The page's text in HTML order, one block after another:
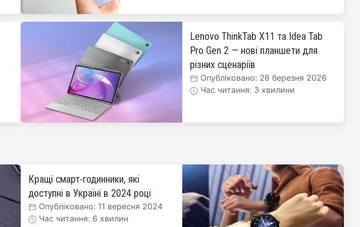
Lenovo ThinkTab X11 та Idea Tab
Pro Gen 2 — нові планшети для
різних сценаріїв
Опубліковано: 26 березня 2026
Час читання: 3 хвилини
Кращі смарт-годинники, які
доступні в Україні в 2024 році
Опубліковано: 11 вересня 2024
Час читання: 6 хвилин